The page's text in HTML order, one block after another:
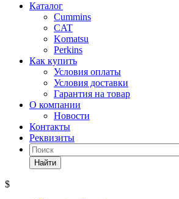
Каталог
Cummins
CAT
Komatsu
Perkins
Как купить
Условия оплаты
Условия доставки
Гарантия на товар
О компании
Новости
Контакты
Реквизиты
Найти
$